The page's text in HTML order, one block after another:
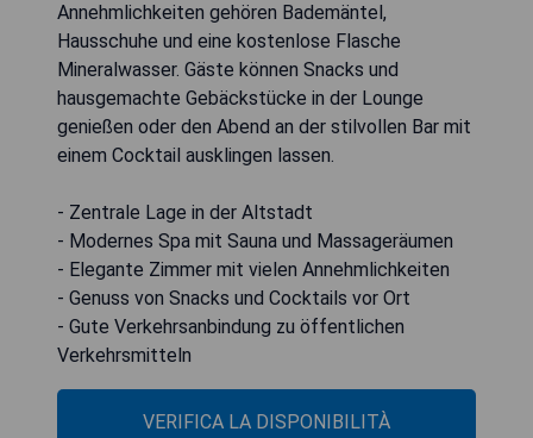
Annehmlichkeiten gehören Bademäntel,
Hausschuhe und eine kostenlose Flasche
Mineralwasser. Gäste können Snacks und
hausgemachte Gebäckstücke in der Lounge
genießen oder den Abend an der stilvollen Bar mit
einem Cocktail ausklingen lassen.
- Zentrale Lage in der Altstadt
- Modernes Spa mit Sauna und Massageräumen
- Elegante Zimmer mit vielen Annehmlichkeiten
- Genuss von Snacks und Cocktails vor Ort
- Gute Verkehrsanbindung zu öffentlichen
Verkehrsmitteln
VERIFICA LA DISPONIBILITÀ